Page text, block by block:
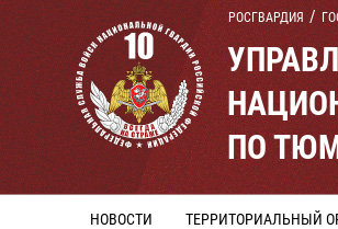
РОСГВАРДИЯ
ПО
НОВОСТИ ТЕРРИТОРИАЛЬНЫЙ